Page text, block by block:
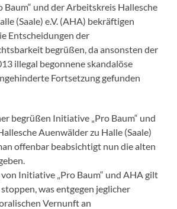
Baum“ und der Arbeitskreis Hallesche
(Saale) e.V. (AHA) bekräftigen
Entscheidungen der
begrüßen, da ansonsten der
illegal begonnene skandalöse
Fortsetzung gefunden
begrüßen Initiative „Pro Baum“ und
Auenwälder zu Halle (Saale)
offenbar beabsichtigt nun die alten
Initiative „Pro Baum“ und AHA gilt
was entgegen jeglicher
Vernunft an